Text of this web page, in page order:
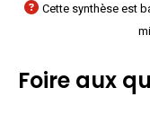
Cette synthèse est
Foire aux